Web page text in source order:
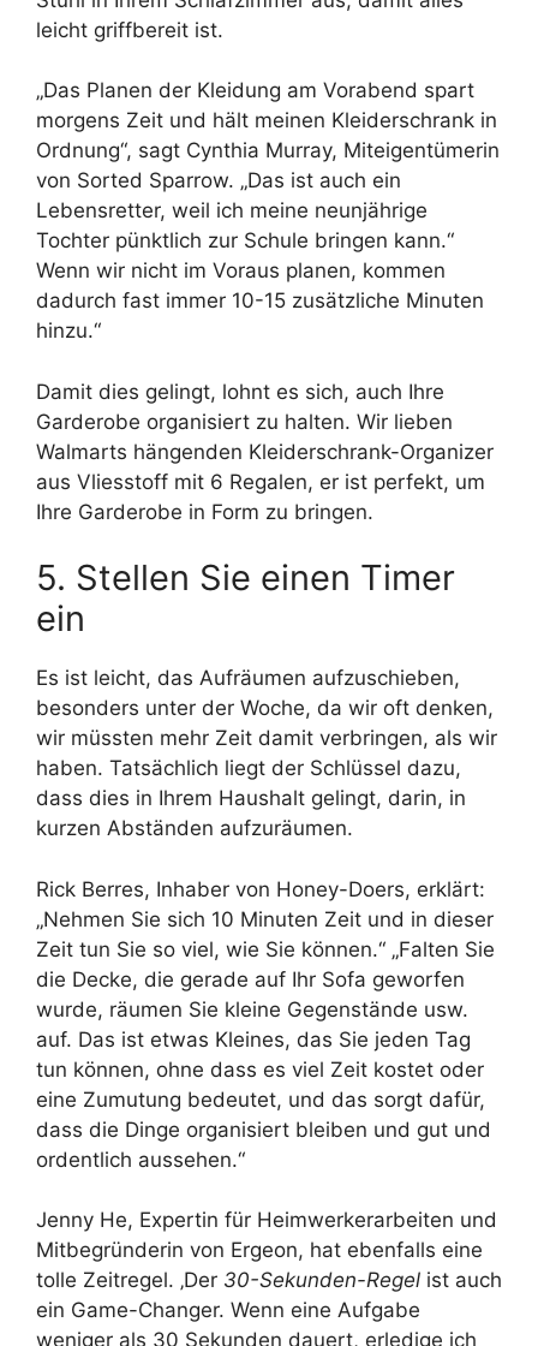
leicht griffbereit ist.
„Das Planen der Kleidung am Vorabend spart
morgens Zeit und hält meinen Kleiderschrank in
Ordnung“, sagt Cynthia Murray, Miteigentümerin
von Sorted Sparrow. „Das ist auch ein
Lebensretter, weil ich meine neunjährige
Tochter pünktlich zur Schule bringen kann.“
Wenn wir nicht im Voraus planen, kommen
dadurch fast immer 10-15 zusätzliche Minuten
hinzu.“
Damit dies gelingt, lohnt es sich, auch Ihre
Garderobe organisiert zu halten. Wir lieben
Walmarts hängenden Kleiderschrank-Organizer
aus Vliesstoff mit 6 Regalen, er ist perfekt, um
Ihre Garderobe in Form zu bringen.
5. Stellen Sie einen Timer
ein
Es ist leicht, das Aufräumen aufzuschieben,
besonders unter der Woche, da wir oft denken,
wir müssten mehr Zeit damit verbringen, als wir
haben. Tatsächlich liegt der Schlüssel dazu,
dass dies in Ihrem Haushalt gelingt, darin, in
kurzen Abständen aufzuräumen.
Rick Berres, Inhaber von Honey-Doers, erklärt:
„Nehmen Sie sich 10 Minuten Zeit und in dieser
Zeit tun Sie so viel, wie Sie können.“ „Falten Sie
die Decke, die gerade auf Ihr Sofa geworfen
wurde, räumen Sie kleine Gegenstände usw.
auf. Das ist etwas Kleines, das Sie jeden Tag
tun können, ohne dass es viel Zeit kostet oder
eine Zumutung bedeutet, und das sorgt dafür,
dass die Dinge organisiert bleiben und gut und
ordentlich aussehen.“
Jenny He, Expertin für Heimwerkerarbeiten und
Mitbegründerin von Ergeon, hat ebenfalls eine
tolle Zeitregel. ‚Der 30-Sekunden-Regel ist auch
ein Game-Changer. Wenn eine Aufgabe
weniger als 30 Sekunden dauert, erledige ich